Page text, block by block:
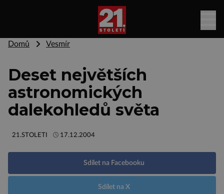
Domů Vesmír
Deset největších
astronomických
dalekohledů světa
21.STOLETI 17.12.2004
Sdílet na Facebooku
Sdílet na X